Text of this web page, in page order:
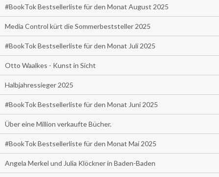
#BookTok Bestsellerliste für den Monat August 2025
Media Control kürt die Sommerbeststeller 2025
#BookTok Bestsellerliste für den Monat Juli 2025
Otto Waalkes - Kunst in Sicht
Halbjahressieger 2025
#BookTok Bestsellerliste für den Monat Juni 2025
Über eine Million verkaufte Bücher.
#BookTok Bestsellerliste für den Monat Mai 2025
Angela Merkel und Julia Klöckner in Baden-Baden